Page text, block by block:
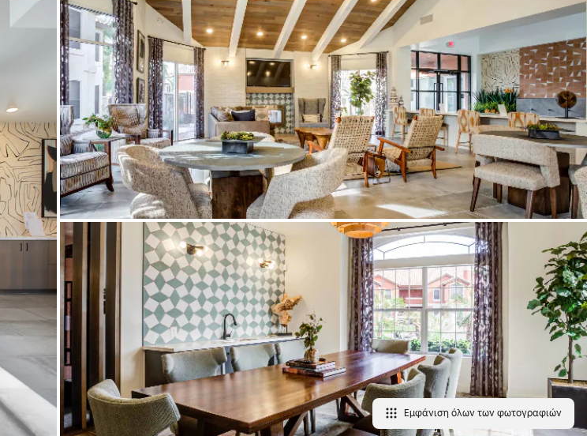
Εμφάνιση όλων των φωτογραφιών